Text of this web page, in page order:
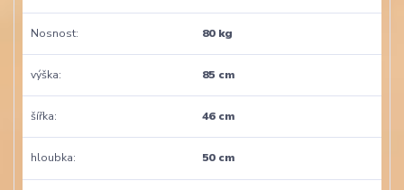
Nosnost 80 kg
výška 85 cm
šířka 46 cm
hloubka 50 cm